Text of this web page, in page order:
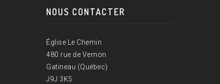
NOUS CONTACTER
Église Le Chemin
480 rue de Vernon
Gatineau (Québec)
J9J 3K5